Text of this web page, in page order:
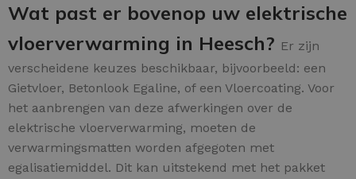
Wat past er bovenop uw elektrische
vloerverwarming in Heesch? Er zijn
verscheidene keuzes beschikbaar, bijvoorbeeld: een
Gietvloer, Betonlook Egaline, of een Vloercoating. Voor
het aanbrengen van deze afwerkingen over de
elektrische vloerverwarming, moeten de
verwarmingsmatten worden afgegoten met
egalisatiemiddel. Dit kan uitstekend met het pakket